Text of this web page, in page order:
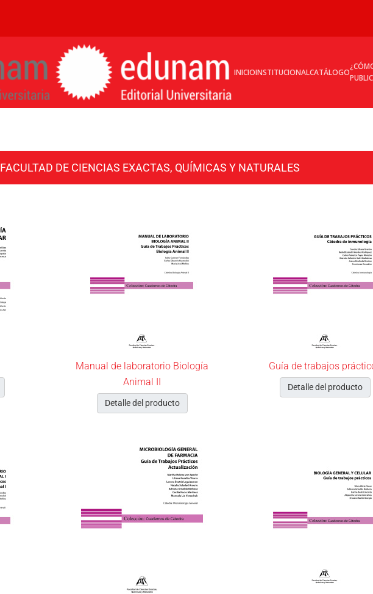
INICIOINSTITUCIONALCATÁLOGO
FACULTAD DE CIENCIAS EXACTAS, QUÍMICAS Y NATURALES
Manual de laboratorio Biología
Animal II
Detalle del producto
Guía de trabajos
Detalle del producto